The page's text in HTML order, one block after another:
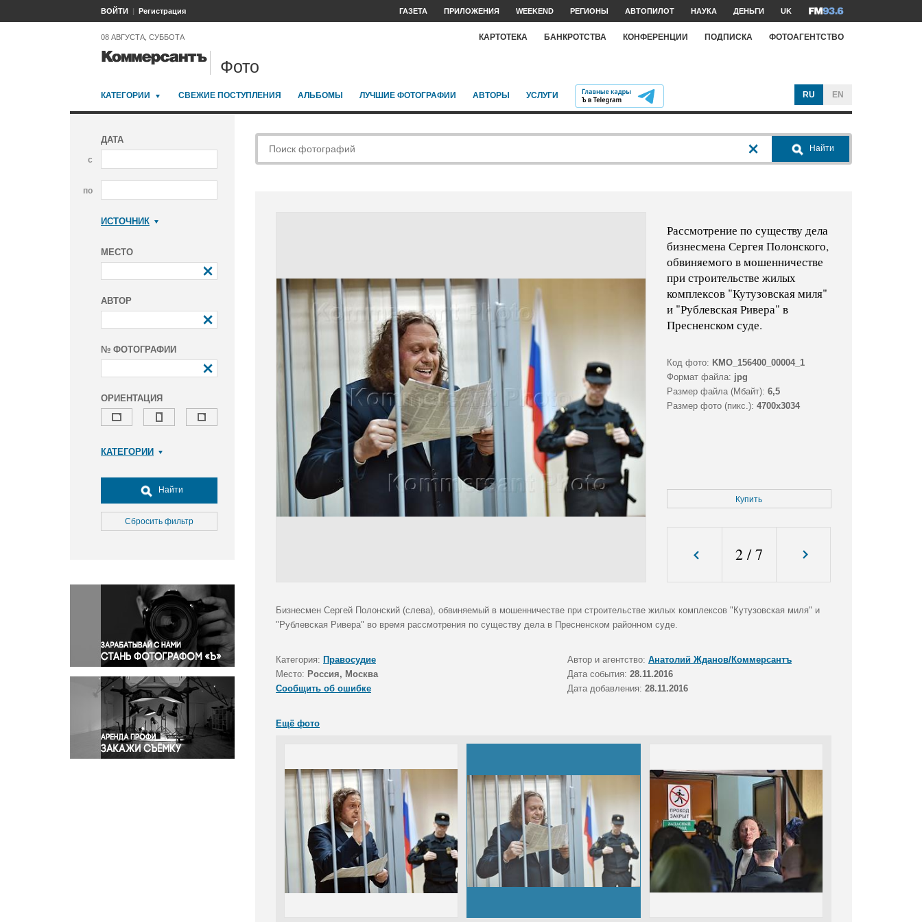
ВОЙТИ Регистрация ГАЗЕТА ПРИЛОЖЕНИЯ WEEKEND РЕГИОНЫ АВТОПИЛОТ НАУКА ДЕНЬГИ UK
08 АВГУСТА, СУББОТА КАРТОТЕКА БАНКРОТСТВА КОНФЕРЕНЦИИ ПОДПИСКА ФОТОАГЕНТСТВО
Фото
КАТЕГОРИИ СВЕЖИЕ ПОСТУПЛЕНИЯ АЛЬБОМЫ ЛУЧШИЕ ФОТОГРАФИИ АВТОРЫ УСЛУГИ RU EN
ДАТА
с
по
ИСТОЧНИК
МЕСТО
АВТОР
№ ФОТОГРАФИИ
ОРИЕНТАЦИЯ
КАТЕГОРИИ
Досуг, туризм и отдых
Культура
Медицина
Окружающая среда
Политика
Правосудие
Происшествия и конфликты
Религия
Светская жизнь
Спорт
Экология
Экономика и бизнес
Найти
Сбросить фильтр
Найти
Рассмотрение по существу дела
бизнесмена Сергея Полонского,
обвиняемого в мошенничестве
при строительстве жилых
комплексов "Кутузовская миля"
и "Рублевская Ривера" в
Пресненском суде.
Код фото: KMO_156400_00004_1
Формат файла: jpg
Размер файла (Мбайт): 6,5
Размер фото (пикс.): 4700x3034
Купить
2/7
Бизнесмен Сергей Полонский (слева), обвиняемый в мошенничестве при строительстве жилых комплексов "Кутузовская миля" и
"Рублевская Ривера" во время рассмотрения по существу дела в Пресненском районном суде.
Категория: Правосудие Автор и агентство: Анатолий Жданов/Коммерсантъ
Место: Россия, Москва Дата события: 28.11.2016
Сообщить об ошибке
Дата добавления: 28.11.2016
Ещё фото